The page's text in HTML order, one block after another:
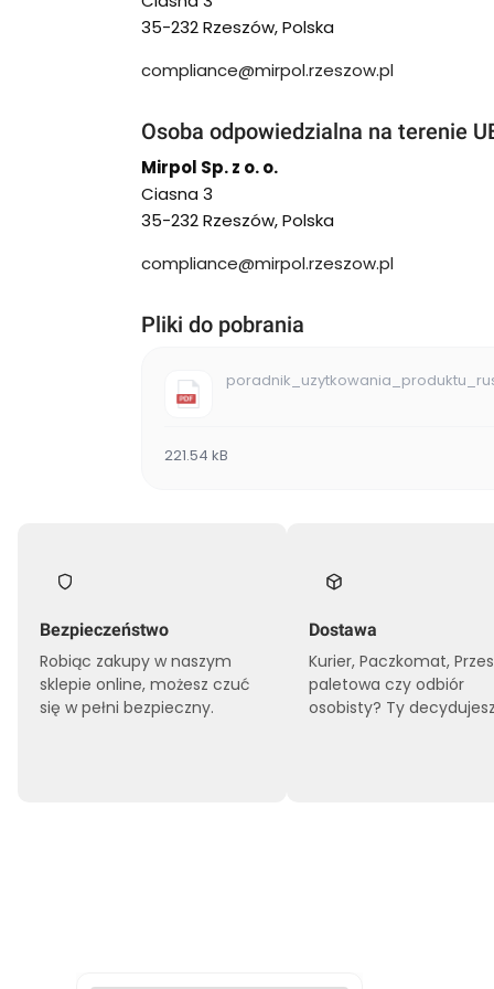
35-232 Rzeszów, Polska
compliance@mirpol.rzeszow.pl
Osoba odpowiedzialna na terenie
Mirpol Sp. z o. o.
Ciasna 3
35-232 Rzeszów, Polska
compliance@mirpol.rzeszow.pl
Pliki do pobrania
221.54 kB
Bezpieczeństwo
Robiąc zakupy w naszym
sklepie online, możesz czuć
się w pełni bezpieczny.
Dostawa
Kurier, Paczkomat,
paletowa czy odbiór
osobisty? Ty